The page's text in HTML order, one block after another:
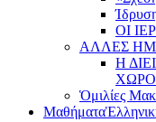
ΟΙ
ΑΛΛΕΣ
Η
Ὁμιλίες
Μαθήματα